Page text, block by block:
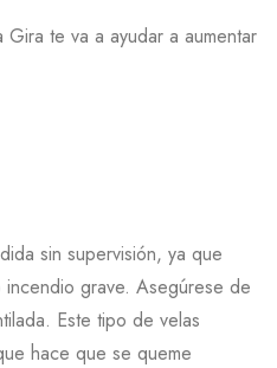
te va a ayudar a aumentar
sin supervisión, ya que
grave. Asegúrese de
Este tipo de velas
hace que se queme